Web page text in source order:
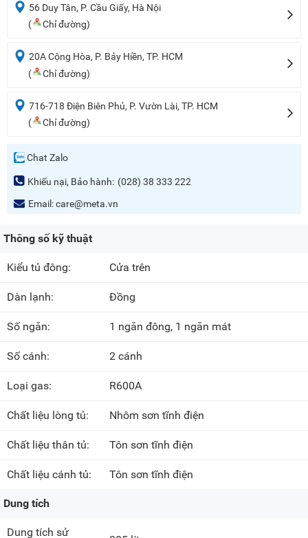
56 Duy Tân, P. Cầu Giấy, Hà Nội
(
Chỉ đường)
20A Cộng Hòa, P. Bảy Hiền, TP. HCM
(
Chỉ đường)
716-718 Điện Biên Phủ, P. Vườn Lài, TP. HCM
(
Chỉ đường)
Chat Zalo
Khiếu nại, Bảo hành: (028) 38 333 222
Email:care@meta.vn
Thông số kỹ thuật
Kiểu tủ đông: Cửa trên
Dàn lạnh: Đồng
Số ngăn: 1 ngăn đông, 1 ngăn mát
Số cánh: 2 cánh
Loại gas: R600A
Chất liệu lòng tủ: Nhôm sơn tĩnh điện
Chất liệu thân tủ: Tôn sơn tĩnh điện
Chất liệu cánh tủ: Tôn sơn tĩnh điện
Dung tích
Dung tích sử